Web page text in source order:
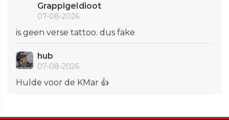
GrappigeIdioot
07-08-2026
is geen verse tattoo. dus fake
hub
07-08-2026
Hulde voor de KMar 👍